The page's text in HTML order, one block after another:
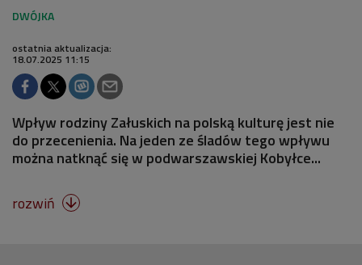
ostatnia aktualizacja:
18.07.2025 11:15
Wpływ rodziny Załuskich na polską kulturę jest nie
do przecenienia. Na jeden ze śladów tego wpływu
można natknąć się w podwarszawskiej Kobyłce...
rozwiń 